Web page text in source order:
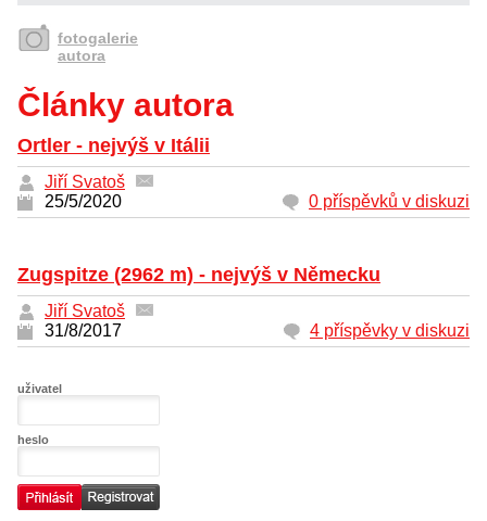
fotogalerie
autora
Články autora
Ortler - nejvýš v Itálii
Jiří Svatoš
25/5/2020
0 příspěvků v diskuzi
Zugspitze (2962 m) - nejvýš v Německu
Jiří Svatoš
31/8/2017
4 příspěvky v diskuzi
uživatel
heslo